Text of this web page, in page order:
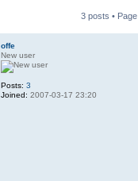
3 posts • Page
offe
New user
Posts: 3
Joined: 2007-03-17 23:20